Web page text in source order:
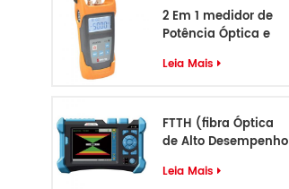
2 Em 1 medidor de
Potência Óptica e
Leia Mais
FTTH (fibra Óptica
de Alto Desempenho
Cabo S-55
Leia Mais